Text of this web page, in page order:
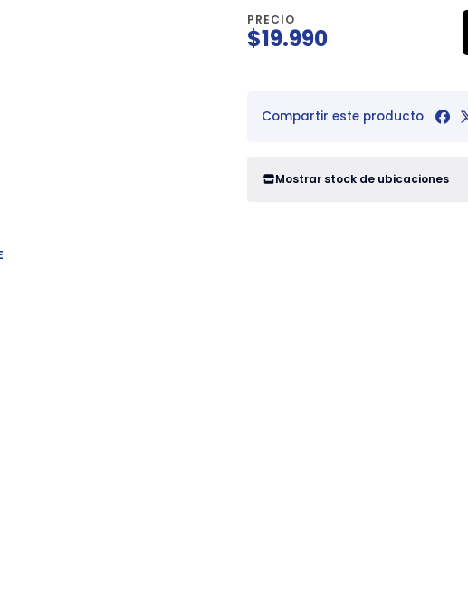
PRECIO
$19.990
Compartir este producto
Mostrar stock de ubicaciones